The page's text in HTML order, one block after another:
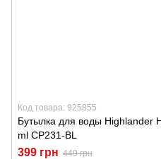
Код товара: 925855
Бутылка для воды Highlander
ml CP231-BL
399 грн 449 грн